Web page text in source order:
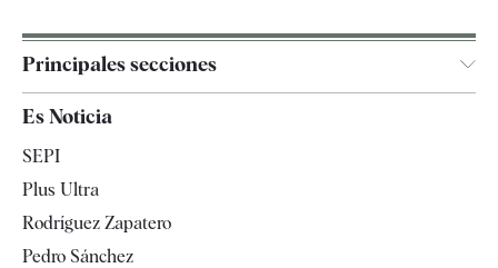
Principales secciones
España
Televisión
Es Noticia
SEPI
Plus Ultra
Rodríguez Zapatero
Pedro Sánchez